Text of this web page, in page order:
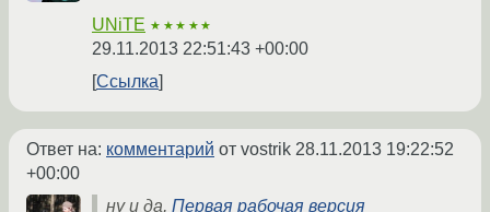
UNiTE ★★★★★
29.11.2013 22:51:43 +00:00
Ссылка
Ответ на: комментарий от vostrik 28.11.2013 19:22:52
+00:00
ну и да, Первая рабочая версия